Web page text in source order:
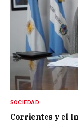
SOCIEDAD
Corrientes y el